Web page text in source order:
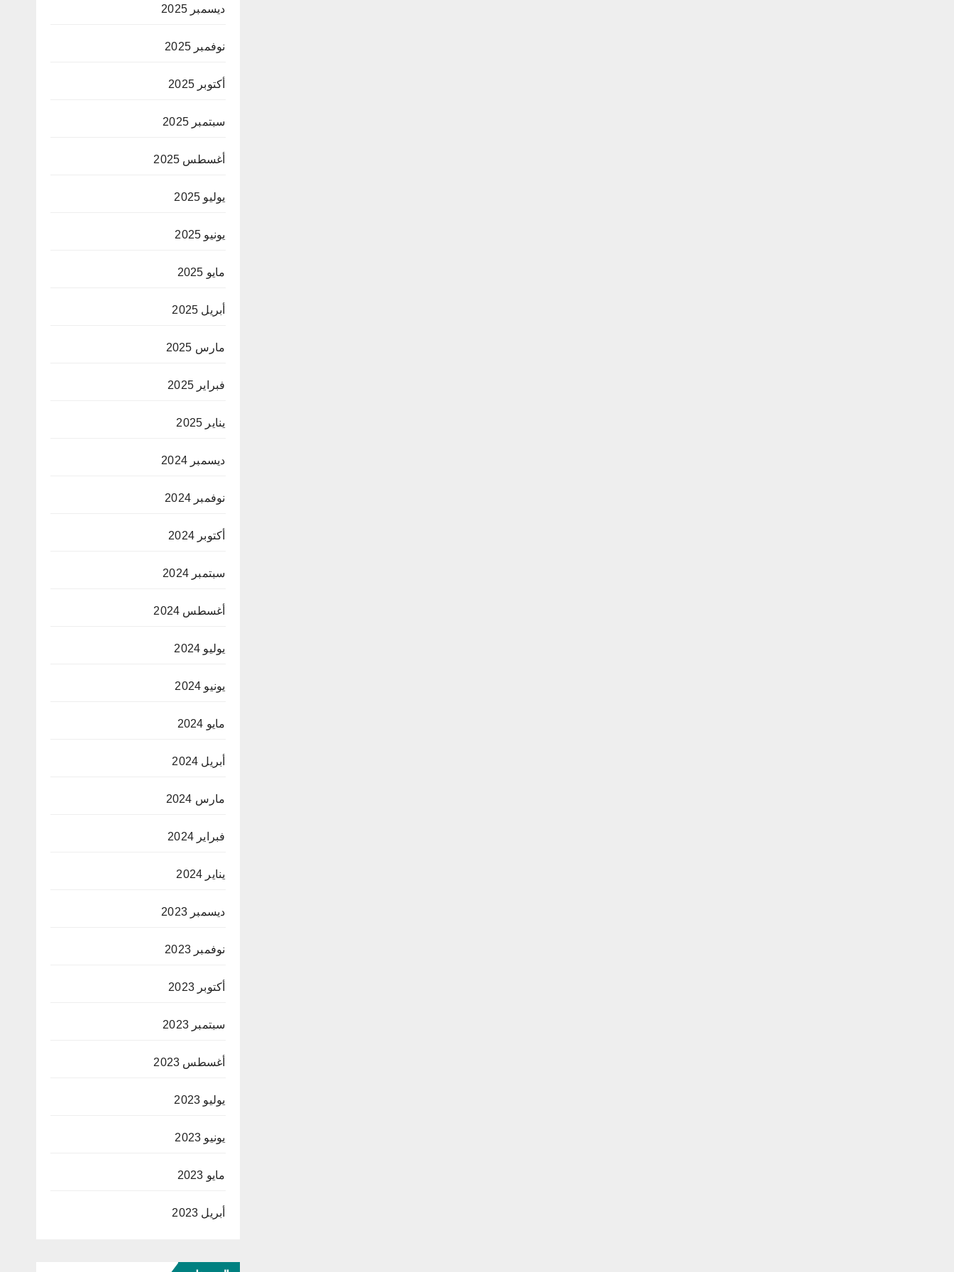
ديسمبر 2025
نوفمبر 2025
أكتوبر 2025
سبتمبر 2025
أغسطس 2025
يوليو 2025
يونيو 2025
مايو 2025
أبريل 2025
مارس 2025
فبراير 2025
يناير 2025
ديسمبر 2024
نوفمبر 2024
أكتوبر 2024
سبتمبر 2024
أغسطس 2024
يوليو 2024
يونيو 2024
مايو 2024
أبريل 2024
مارس 2024
فبراير 2024
يناير 2024
ديسمبر 2023
نوفمبر 2023
أكتوبر 2023
سبتمبر 2023
أغسطس 2023
يوليو 2023
يونيو 2023
مايو 2023
أبريل 2023